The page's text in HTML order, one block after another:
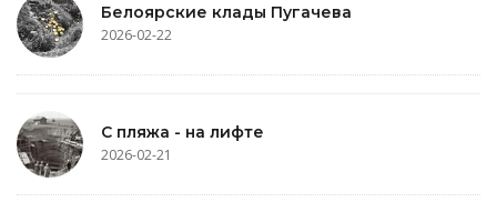
Белоярские клады Пугачева
2026-02-22
С пляжа - на лифте
2026-02-21